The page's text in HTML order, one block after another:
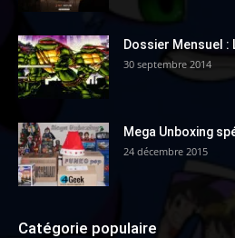
Dossier Mensuel :
30 septembre 2014
Mega Unboxing
24 décembre 2015
Catégorie populaire